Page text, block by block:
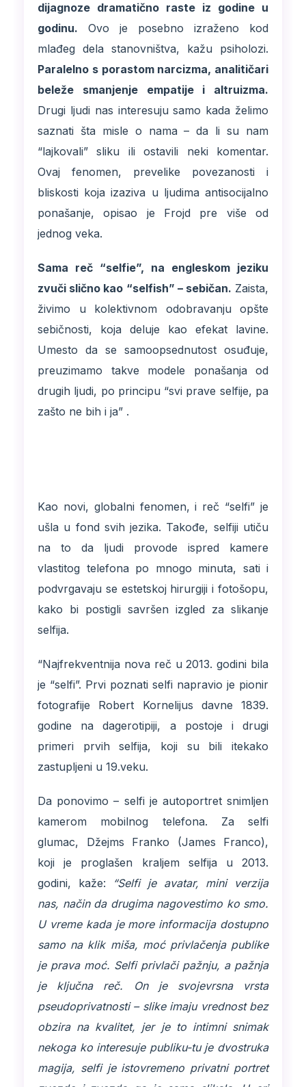
dijagnoze dramatično raste iz godine u
godinu. Ovo je posebno izraženo kod
mlađeg dela stanovništva, kažu psiholozi.
Paralelno s porastom narcizma, analitičari
beleže smanjenje empatije i altruizma.
Drugi ljudi nas interesuju samo kada želimo
saznati šta misle o nama – da li su nam
“lajkovali” sliku ili ostavili neki komentar.
Ovaj fenomen, prevelike povezanosti i
bliskosti koja izaziva u ljudima antisocijalno
ponašanje, opisao je Frojd pre više od
jednog veka.
Sama reč “selfie”, na engleskom jeziku
zvuči slično kao “selfish” – sebičan. Zaista,
živimo u kolektivnom odobravanju opšte
sebičnosti, koja deluje kao efekat lavine.
Umesto da se samoopsednutost osuđuje,
preuzimamo takve modele ponašanja od
drugih ljudi, po principu “svi prave selfije, pa
zašto ne bih i ja” .
Kao novi, globalni fenomen, i reč “selfi” je
ušla u fond svih jezika. Takođe, selfiji utiču
na to da ljudi provode ispred kamere
vlastitog telefona po mnogo minuta, sati i
podvrgavaju se estetskoj hirurgiji i fotošopu,
kako bi postigli savršen izgled za slikanje
selfija.
“Najfrekventnija nova reč u 2013. godini bila
je “selfi”. Prvi poznati selfi napravio je pionir
fotografije Robert Kornelijus davne 1839.
godine na dagerotipiji, a postoje i drugi
primeri prvih selfija, koji su bili itekako
zastupljeni u 19.veku.
Da ponovimo – selfi je autoportret snimljen
kamerom mobilnog telefona. Za selfi
glumac, Džejms Franko (James Franco),
koji je proglašen kraljem selfija u 2013.
godini, kaže:
“Selfi je avatar, mini verzija
nas, način da drugima nagovestimo ko smo.
U vreme kada je more informacija dostupno
samo na klik miša, moć privlačenja publike
je prava moć. Selfi privlači pažnju, a pažnja
je ključna reč. On je svojevrsna vrsta
pseudoprivatnosti – slike imaju vrednost bez
obzira na kvalitet, jer je to intimni snimak
nekoga ko interesuje publiku-tu je dvostruka
magija, selfi je istovremeno privatni portret